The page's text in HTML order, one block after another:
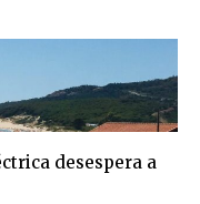
desespera a